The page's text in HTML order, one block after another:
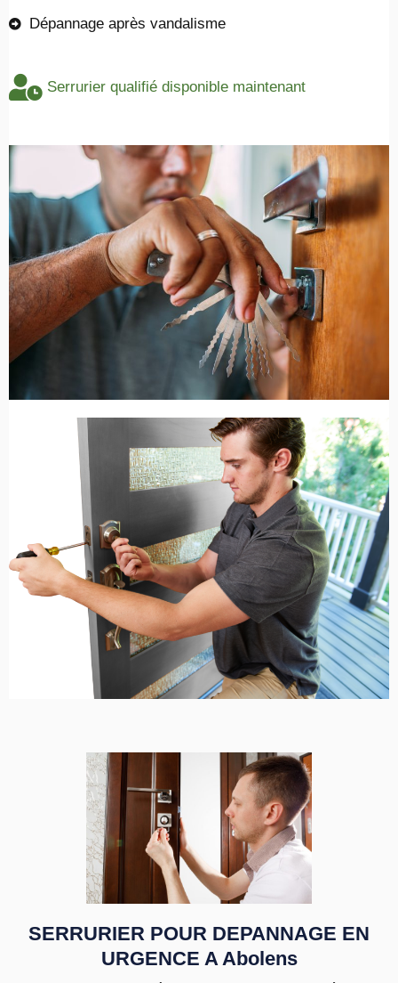
Dépannage après vandalisme
Serrurier qualifié disponible maintenant
SERRURIER POUR DEPANNAGE EN
URGENCE A Abolens